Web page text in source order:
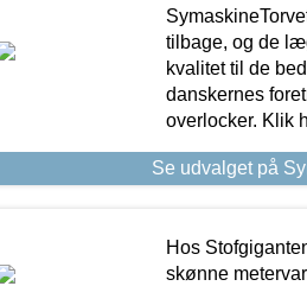
tilbage, og de
kvalitet til de
danskernes
overlocker. Klik
Se udvalget på
Hos
skønne